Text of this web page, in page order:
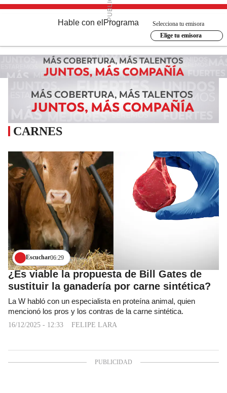
Hable con el Programa
Selecciona tu emisora
Elige tu emisora
CARNES
Escuchar06:29
¿Es viable la propuesta de Bill Gates de
sustituir la ganadería por carne sintética?
La W habló con un especialista en proteína animal, quien
mencionó los pros y los contras de la carne sintética.
16/12/2025 - 12:33 FELIPE LARA